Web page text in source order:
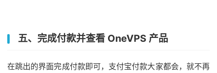
五、完成付款并查看 OneVPS 产品
在跳出的界面完成付款即可，支付宝付款大家都会，就不再